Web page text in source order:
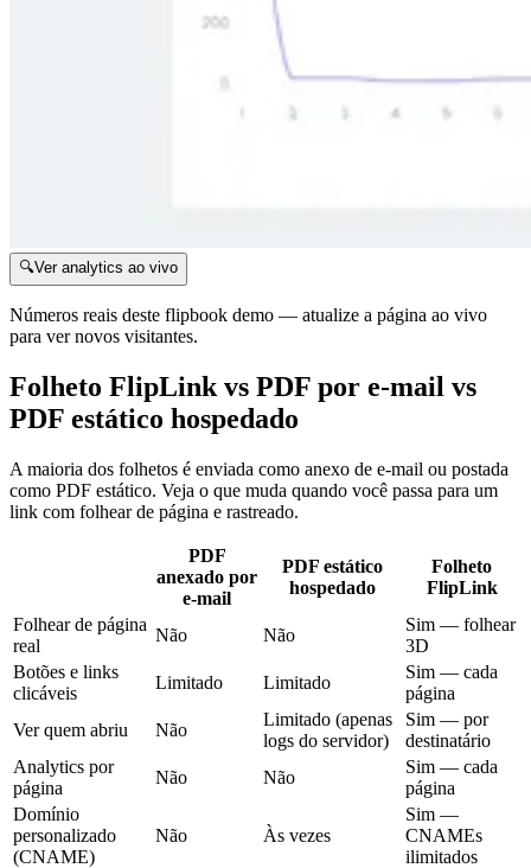
🔍Ver analytics ao vivo
Números reais deste flipbook demo — atualize a página ao vivo
para ver novos visitantes.
Folheto FlipLink vs PDF por e-mail vs
PDF estático hospedado
A maioria dos folhetos é enviada como anexo de e-mail ou postada
como PDF estático. Veja o que muda quando você passa para um
link com folhear de página e rastreado.
PDF
anexado por
e-mail
PDF estático
hospedado
Folheto
FlipLink
Folhear de página
real
Não Não
Sim — folhear
3D
Botões e links
clicáveis
Limitado Limitado
Sim — cada
página
Ver quem abriu
Não
Limitado (apenas
logs do servidor)
Sim — por
destinatário
Analytics por
página
Não Não
Sim — cada
página
Domínio
personalizado
(CNAME)
Não Às vezes
Sim —
CNAMEs
ilimitados